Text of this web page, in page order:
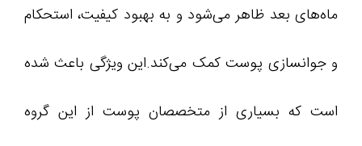
ماه‌های بعد ظاهر می‌شود و به بهبود کیفیت، استحکام
و جوانسازی پوست کمک می‌کند.این ویژگی باعث شده
است که بسیاری از متخصصان پوست از این گروه